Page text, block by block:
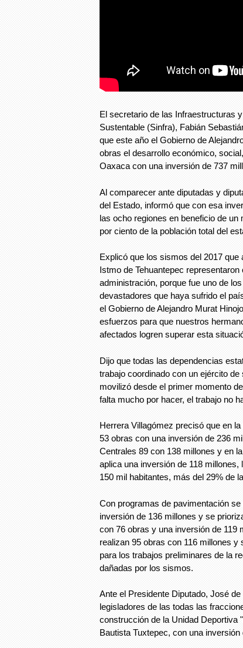
El secretario de las Infraestructuras
Sustentable (Sinfra), Fabián
que este año el Gobierno de
obras el desarrollo económico,
Oaxaca con una inversión de 737
Al comparecer ante diputadas y
del Estado, informó que con esa
las ocho regiones en beneficio de un
por ciento de la población total del
Explicó que los sismos del 2017 que
Istmo de Tehuantepec
administración, porque fue uno de
devastadores que haya sufrido el
el Gobierno de Alejandro Murat
esfuerzos para que nuestros
afectados logren superar esta
Dijo que todas las dependencias
trabajo coordinado con un ejército
movilizó desde el primer momento
falta mucho por hacer, el trabajo no
Herrera Villagómez precisó que en
53 obras con una inversión de 236
Centrales 89 con 138 millones y en
aplica una inversión de 118 millones,
150 mil habitantes, más del 29% de
Con programas de pavimentación
inversión de 136 millones y se
con 76 obras y una inversión de 119
realizan 95 obras con 116 millones y
para los trabajos preliminares de la
dañadas por los sismos.
Ante el Presidente Diputado, José
legisladores de las todas las
construcción de la Unidad Deportiva
Bautista Tuxtepec, con una inversión